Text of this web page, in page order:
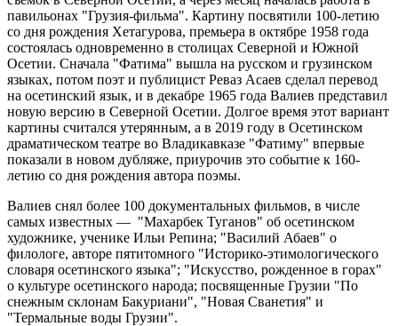
павильонах "Грузия-фильма". Картину посвятили 100-летию
со дня рождения Хетагурова, премьера в октябре 1958 года
состоялась одновременно в столицах Северной и Южной
Осетии. Сначала "Фатима" вышла на русском и грузинском
языках, потом поэт и публицист Реваз Асаев сделал перевод
на осетинский язык, и в декабре 1965 года Валиев представил
новую версию в Северной Осетии. Долгое время этот вариант
картины считался утерянным, а в 2019 году в Осетинском
драматическом театре во Владикавказе "Фатиму" впервые
показали в новом дубляже, приурочив это событие к 160-
летию со дня рождения автора поэмы.
Валиев снял более 100 документальных фильмов, в числе
самых известных — "Махарбек Туганов" об осетинском
художнике, ученике Ильи Репина; "Василий Абаев" о
филологе, авторе пятитомного "Историко-этимологического
словаря осетинского языка"; "Искусство, рожденное в горах"
о культуре осетинского народа; посвященные Грузии "По
снежным склонам Бакуриани", "Новая Сванетия" и
"Термальные воды Грузии".